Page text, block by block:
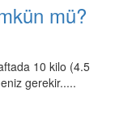
mü?
10 kilo (4.5
gerekir.....